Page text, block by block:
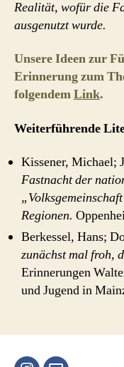
Realität, wofür die
ausgenutzt wurde.
Unsere Ideen zur
Erinnerung zum
folgendemLink.
Weiterführende
Kissener, Michael;
Fastnacht der
Regionen.
Berkessel, Hans;
zunächst mal froh,
Erinnerungen
und Jugend in